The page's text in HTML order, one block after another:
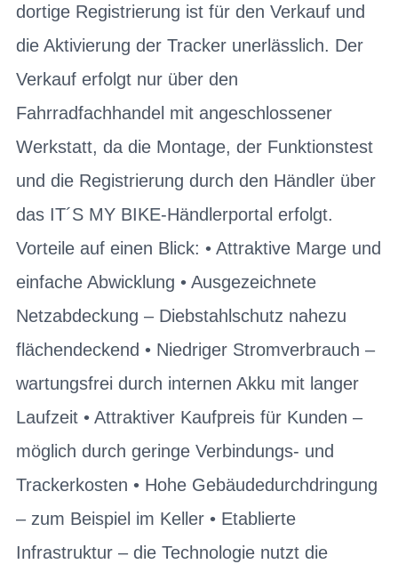
dortige Registrierung ist für den Verkauf und
die Aktivierung der Tracker unerlässlich. Der
Verkauf erfolgt nur über den
Fahrradfachhandel mit angeschlossener
Werkstatt, da die Montage, der Funktionstest
und die Registrierung durch den Händler über
das IT´S MY BIKE-Händlerportal erfolgt.
Vorteile auf einen Blick: • Attraktive Marge und
einfache Abwicklung • Ausgezeichnete
Netzabdeckung – Diebstahlschutz nahezu
flächendeckend • Niedriger Stromverbrauch –
wartungsfrei durch internen Akku mit langer
Laufzeit • Attraktiver Kaufpreis für Kunden –
möglich durch geringe Verbindungs- und
Trackerkosten • Hohe Gebäudedurchdringung
– zum Beispiel im Keller • Etablierte
Infrastruktur – die Technologie nutzt die